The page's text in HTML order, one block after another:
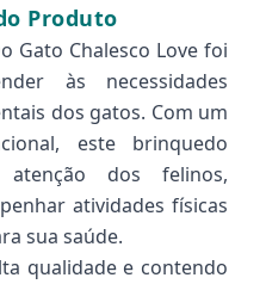
Produto
Gato Chalesco Love foi
às necessidades
dos gatos. Com um
este brinquedo
dos felinos,
atividades físicas
sua saúde.
qualidade e contendo